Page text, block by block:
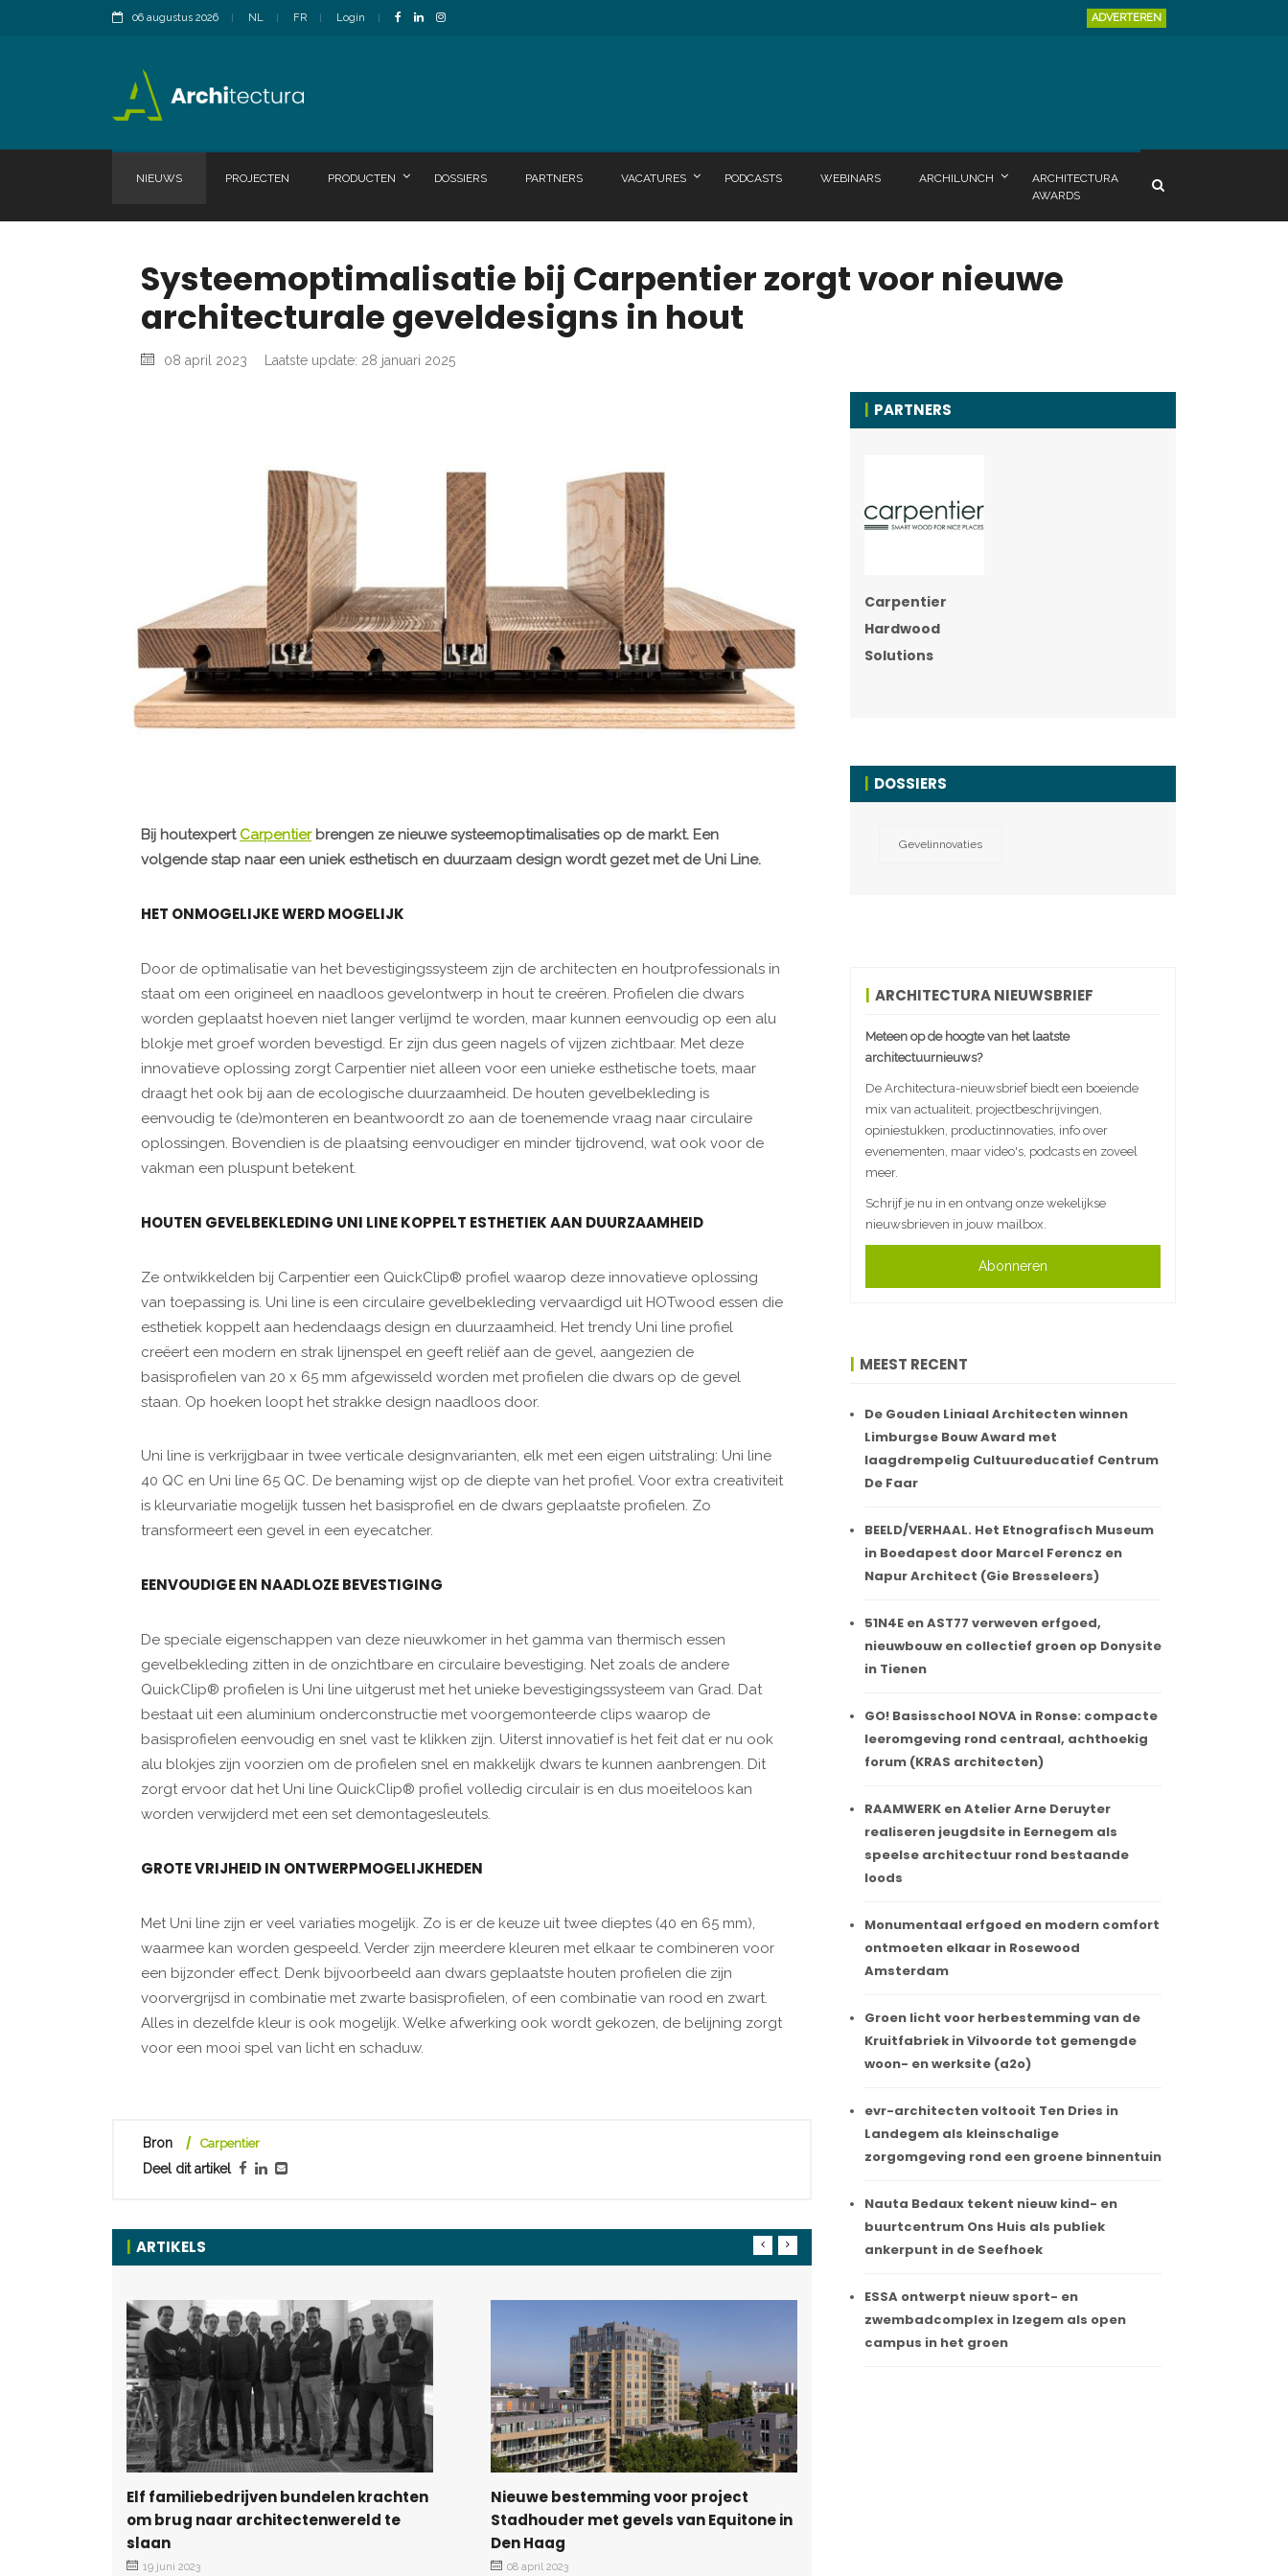
06 augustus 2026 NL FR Login ADVERTEREN
NIEUWS PROJECTEN PRODUCTEN DOSSIERS PARTNERS VACATURES PODCASTS WEBINARS ARCHILUNCH
ARCHITECTURA
AWARDS
Systeemoptimalisatie bij Carpentier zorgt voor nieuwe
architecturale geveldesigns in hout
08 april 2023 Laatste update: 28 januari 2025
Bij houtexpert Carpentierbrengen ze nieuwe systeemoptimalisaties op de markt. Een
volgende stap naar een uniek esthetisch en duurzaam design wordt gezet met de Uni Line.
HET ONMOGELIJKE WERD MOGELIJK
Door de optimalisatie van het bevestigingssysteem zijn de architecten en houtprofessionals in
staat om een origineel en naadloos gevelontwerp in hout te creëren. Profielen die dwars
worden geplaatst hoeven niet langer verlijmd te worden, maar kunnen eenvoudig op een alu
blokje met groef worden bevestigd. Er zijn dus geen nagels of vijzen zichtbaar. Met deze
innovatieve oplossing zorgt Carpentier niet alleen voor een unieke esthetische toets, maar
draagt het ook bij aan de ecologische duurzaamheid. De houten gevelbekleding is
eenvoudig te (de)monteren en beantwoordt zo aan de toenemende vraag naar circulaire
oplossingen. Bovendien is de plaatsing eenvoudiger en minder tijdrovend, wat ook voor de
vakman een pluspunt betekent.
HOUTEN GEVELBEKLEDING UNI LINE KOPPELT ESTHETIEK AAN DUURZAAMHEID
Ze ontwikkelden bij Carpentier een QuickClip® profiel waarop deze innovatieve oplossing
van toepassing is. Uni line is een circulaire gevelbekleding vervaardigd uit HOTwood essen die
esthetiek koppelt aan hedendaags design en duurzaamheid. Het trendy Uni line profiel
creëert een modern en strak lijnenspel en geeft reliëf aan de gevel, aangezien de
basisprofielen van 20 x 65 mm afgewisseld worden met profielen die dwars op de gevel
staan. Op hoeken loopt het strakke design naadloos door.
Uni line is verkrijgbaar in twee verticale designvarianten, elk met een eigen uitstraling: Uni line
40 QC en Uni line 65 QC. De benaming wijst op de diepte van het profiel. Voor extra creativiteit
is kleurvariatie mogelijk tussen het basisprofiel en de dwars geplaatste profielen. Zo
transformeert een gevel in een eyecatcher.
EENVOUDIGE EN NAADLOZE BEVESTIGING
De speciale eigenschappen van deze nieuwkomer in het gamma van thermisch essen
gevelbekleding zitten in de onzichtbare en circulaire bevestiging. Net zoals de andere
QuickClip® profielen is Uni line uitgerust met het unieke bevestigingssysteem van Grad. Dat
bestaat uit een aluminium onderconstructie met voorgemonteerde clips waarop de
basisprofielen eenvoudig en snel vast te klikken zijn. Uiterst innovatief is het feit dat er nu ook
alu blokjes zijn voorzien om de profielen snel en makkelijk dwars te kunnen aanbrengen. Dit
zorgt ervoor dat het Uni line QuickClip® profiel volledig circulair is en dus moeiteloos kan
worden verwijderd met een set demontagesleutels.
GROTE VRIJHEID IN ONTWERPMOGELIJKHEDEN
Met Uni line zijn er veel variaties mogelijk. Zo is er de keuze uit twee dieptes (40 en 65 mm),
waarmee kan worden gespeeld. Verder zijn meerdere kleuren met elkaar te combineren voor
een bijzonder effect. Denk bijvoorbeeld aan dwars geplaatste houten profielen die zijn
voorvergrijsd in combinatie met zwarte basisprofielen, of een combinatie van rood en zwart.
Alles in dezelfde kleur is ook mogelijk. Welke afwerking ook wordt gekozen, de belijning zorgt
voor een mooi spel van licht en schaduw.
Bron Carpentier
Deel dit artikel
ARTIKELS
Elf familiebedrijven bundelen krachten
om brug naar architectenwereld te
slaan
19 juni 2023
Nieuwe bestemming voor project
Stadhouder met gevels van Equitone in
Den Haag
08 april 2023
Pfleiderer scoort hoog op gebied van
PARTNERS
Carpentier
Hardwood
Solutions
DOSSIERS
Gevelinnovaties
ARCHITECTURA NIEUWSBRIEF
Meteen op de hoogte van het laatste
architectuurnieuws?
De Architectura-nieuwsbrief biedt een boeiende
mix van actualiteit, projectbeschrijvingen,
opiniestukken, productinnovaties, info over
evenementen, maar video's, podcasts en zoveel
meer.
Schrijf je nu in en ontvang onze wekelijkse
nieuwsbrieven in jouw mailbox.
Abonneren
MEEST RECENT
De Gouden Liniaal Architecten winnen
Limburgse Bouw Award met
laagdrempelig Cultuureducatief Centrum
De Faar
BEELD/VERHAAL. Het Etnografisch Museum
in Boedapest door Marcel Ferencz en
Napur Architect (Gie Bresseleers)
51N4E en AST77 verweven erfgoed,
nieuwbouw en collectief groen op Donysite
in Tienen
GO! Basisschool NOVA in Ronse: compacte
leeromgeving rond centraal, achthoekig
forum (KRAS architecten)
RAAMWERK en Atelier Arne Deruyter
realiseren jeugdsite in Eernegem als
speelse architectuur rond bestaande
loods
Monumentaal erfgoed en modern comfort
ontmoeten elkaar in Rosewood
Amsterdam
Groen licht voor herbestemming van de
Kruitfabriek in Vilvoorde tot gemengde
woon- en werksite (a2o)
evr-architecten voltooit Ten Dries in
Landegem als kleinschalige
zorgomgeving rond een groene binnentuin
Nauta Bedaux tekent nieuw kind- en
buurtcentrum Ons Huis als publiek
ankerpunt in de Seefhoek
ESSA ontwerpt nieuw sport- en
zwembadcomplex in Izegem als open
campus in het groen